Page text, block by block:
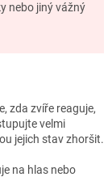
nebo jiný vážný
zda zvíře reaguje,
velmi
jejich stav zhoršit.
na hlas nebo